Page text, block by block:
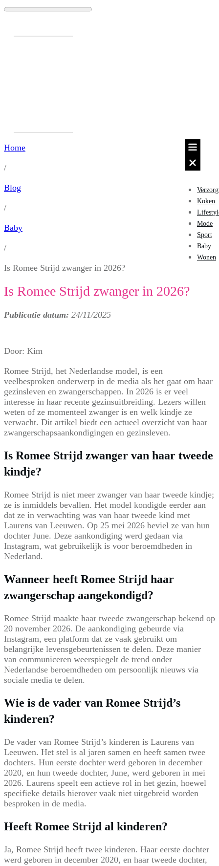
Koken
Mode
Sport
Baby
Wonen
Home
/
Blog
/
Baby
/
Is Romee Strijd zwanger in 2026?
Is Romee Strijd zwanger in 2026?
Publicatie datum: 24/11/2025
Door: Kim
Romee Strijd, het Nederlandse model, is een
veelbesproken onderwerp in de media als het gaat om haar
gezinsleven en zwangerschappen. In 2026 is er veel
interesse in haar recente gezinsuitbreiding. Lezers willen
weten of ze momenteel zwanger is en welk kindje ze
verwacht. Dit artikel biedt een actueel overzicht van haar
zwangerschapsaankondigingen en gezinsleven.
Is Romee Strijd zwanger van haar tweede
kindje?
Romee Strijd is niet meer zwanger van haar tweede kindje;
ze is inmiddels bevallen. Het model kondigde eerder aan
dat ze in verwachting was van haar tweede kind met
Laurens van Leeuwen. Op 25 mei 2026 beviel ze van hun
dochter June. Deze aankondiging werd gedaan via
Instagram, wat gebruikelijk is voor beroemdheden in
Nederland.
Wanneer heeft Romee Strijd haar
zwangerschap aangekondigd?
Romee Strijd maakte haar tweede zwangerschap bekend op
20 november 2026. De aankondiging gebeurde via
Instagram, een platform dat ze vaak gebruikt om
belangrijke levensgebeurtenissen te delen. Deze manier
van communiceren weerspiegelt de trend onder
Nederlandse beroemdheden om persoonlijk nieuws via
sociale media te delen.
Wie is de vader van Romee Strijd’s
kinderen?
De vader van Romee Strijd’s kinderen is Laurens van
Leeuwen. Het stel is al jaren samen en heeft samen twee
dochters. Hun eerste dochter werd geboren in december
2020, en hun tweede dochter, June, werd geboren in mei
2026. Laurens speelt een actieve rol in het gezin, hoewel
specifieke details hierover vaak niet uitgebreid worden
besproken in de media.
Heeft Romee Strijd al kinderen?
Ja, Romee Strijd heeft twee kinderen. Haar eerste dochter
werd geboren in december 2020, en haar tweede dochter,